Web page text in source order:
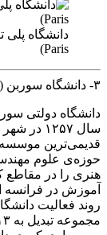
Paris)
۳- دانشگاه سوربن (Sorbonne University)
دانشگاه دولتی
سال
قدیمی‌ترین
حوزه‌ی علوم
هنری را در مقاطع